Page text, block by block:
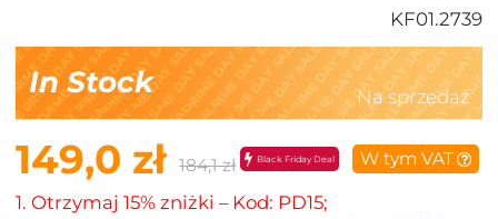
KF01.2739
In Stock Na sprzedaż
149,0 zł 184,1 zł Black Friday Deal W tym VAT
1. Otrzymaj 15% zniżki – Kod: PD15;